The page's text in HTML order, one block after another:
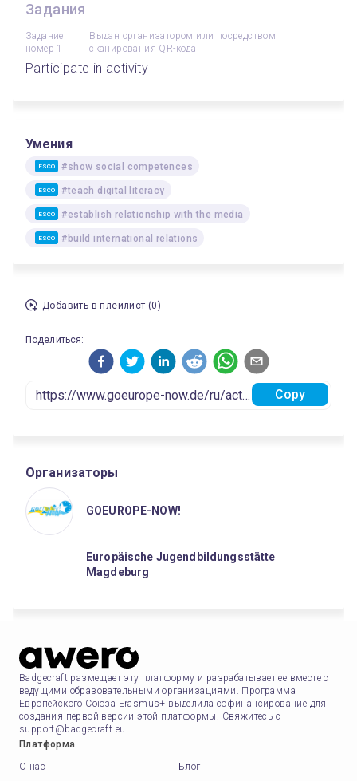
Задания
Задание
номер 1
Выдан организатором или посредством
сканирования QR-кода
Participate in activity
Умения
ESCO #show social competences
ESCO #teach digital literacy
ESCO #establish relationship with the media
ESCO #build international relations
Добавить в плейлист (0)
Поделиться:
Copy
Организаторы
GOEUROPE-NOW!
Europäische Jugendbildungsstätte
Magdeburg
Badgecraft размещает эту платформу и разрабатывает ее вместе с
ведущими образовательными организациями. Программа
Европейского Союза Erasmus+ выделила софинансирование для
создания первой версии этой платформы. Свяжитесь с
support@badgecraft.eu.
Платформа
О нас
Блог